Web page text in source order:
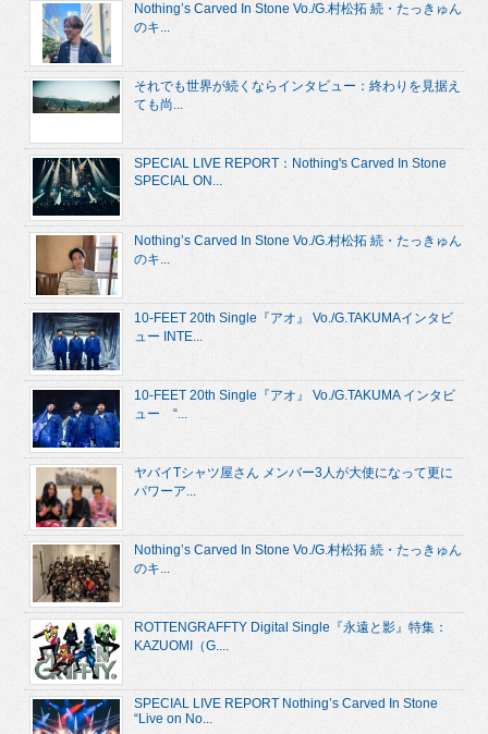
Nothing’s Carved In Stone Vo./G.村松拓 続・たっきゅん
のキ...
それでも世界が続くならインタビュー：終わりを見据え
ても尚...
SPECIAL LIVE REPORT：Nothing's Carved In Stone
SPECIAL ON...
Nothing’s Carved In Stone Vo./G.村松拓 続・たっきゅん
のキ...
10-FEET 20th Single『アオ』 Vo./G.TAKUMAインタビ
ュー INTE...
10-FEET 20th Single『アオ』 Vo./G.TAKUMA インタビ
ュー “...
ヤバイTシャツ屋さん メンバー3人が大使になって更に
パワーア...
Nothing’s Carved In Stone Vo./G.村松拓 続・たっきゅん
のキ...
ROTTENGRAFFTY Digital Single『永遠と影』特集：
KAZUOMI（G....
SPECIAL LIVE REPORT Nothing’s Carved In Stone
“Live on No...